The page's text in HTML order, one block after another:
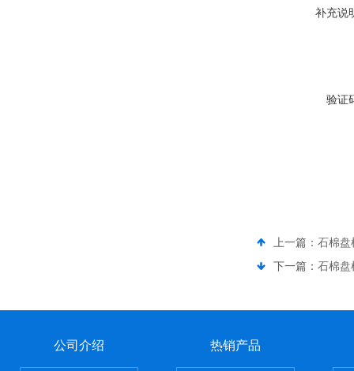
补充说
验证
上一篇： 石棉盘
下一篇： 石棉盘
公司介绍 热销产品